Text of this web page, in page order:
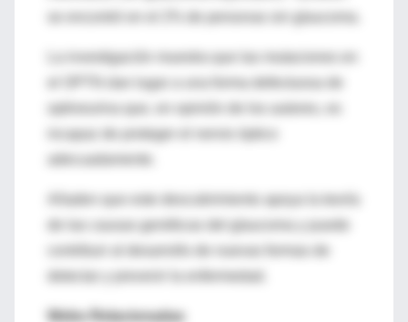
La investigación muestra que las mutaciones en
el OPTN dan lugar a una forma defectuosa de
incapaz de proteger el nervio óptico
Añaden que este descubrimiento apoya la teoría
de las causas genéticas del glaucoma y puede
Webs Relacionadas